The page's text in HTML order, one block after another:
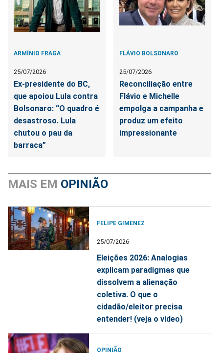
ARMÍNIO FRAGA
25/07/2026
Ex-presidente do BC,
que apoiou Lula contra
Bolsonaro: “O quadro é
desastroso. Lula
chutou o pau da
barraca”
FLÁVIO BOLSONARO
25/07/2026
Reconciliação entre
Flávio e Michelle
empolga a campanha e
produz um efeito
impressionante
MAIS EM OPINIÃO
FELIPE GIMENEZ
25/07/2026
Eleições 2026: Analogias
explicam paradigmas que
dissolvem a alienação
coletiva. O que o
cidadão/eleitor precisa
entender! (veja o vídeo)
OPINIÃO